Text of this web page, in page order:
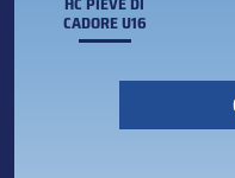
CADORE U16